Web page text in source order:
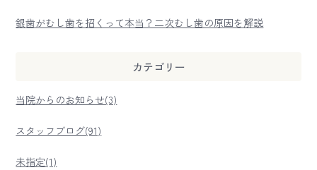
銀歯がむし歯を招くって本当？二次むし歯の原因を解説
カテゴリー
当院からのお知らせ(3)
スタッフブログ(91)
未指定(1)